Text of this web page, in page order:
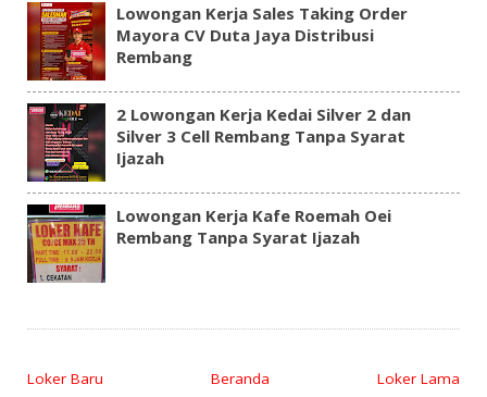
Lowongan Kerja Sales Taking Order
Mayora CV Duta Jaya Distribusi
Rembang
2 Lowongan Kerja Kedai Silver 2 dan
Silver 3 Cell Rembang Tanpa Syarat
Ijazah
Lowongan Kerja Kafe Roemah Oei
Rembang Tanpa Syarat Ijazah
Loker Baru Loker Lama
Beranda